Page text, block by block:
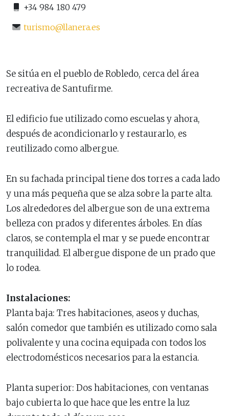
+34 984 180 479
turismo@llanera.es
Se sitúa en el pueblo de Robledo, cerca del área
recreativa de Santufirme.
El edificio fue utilizado como escuelas y ahora,
después de acondicionarlo y restaurarlo, es
reutilizado como albergue.
En su fachada principal tiene dos torres a cada lado
y una más pequeña que se alza sobre la parte alta.
Los alrededores del albergue son de una extrema
belleza con prados y diferentes árboles. En días
claros, se contempla el mar y se puede encontrar
tranquilidad. El albergue dispone de un prado que
lo rodea.
Instalaciones:
Planta baja: Tres habitaciones, aseos y duchas,
salón comedor que también es utilizado como sala
polivalente y una cocina equipada con todos los
electrodomésticos necesarios para la estancia.
Planta superior: Dos habitaciones, con ventanas
bajo cubierta lo que hace que les entre la luz